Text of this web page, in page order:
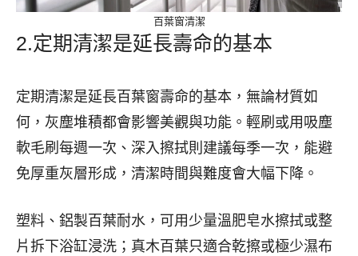
百葉窗清潔
2.定期清潔是延長壽命的基本
定期清潔是延長百葉窗壽命的基本，無論材質如
何，灰塵堆積都會影響美觀與功能。輕刷或用吸塵
軟毛刷每週一次、深入擦拭則建議每季一次，能避
免厚重灰層形成，清潔時間與難度會大幅下降。
塑料、鋁製百葉耐水，可用少量溫肥皂水擦拭或整
片拆下浴缸浸洗；真木百葉只適合乾擦或極少濕布